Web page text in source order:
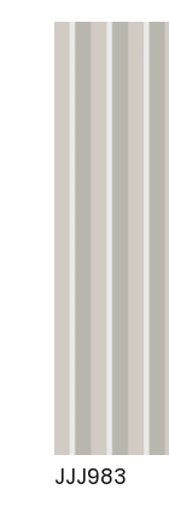
JJJ983